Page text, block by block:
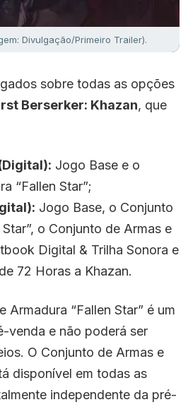
Divulgação/Primeiro Trailer).
sobre todas as opções
Berserker: Khazan, que
Jogo Base e o
“Fallen Star”;
Jogo Base, o Conjunto
o Conjunto de Armas e
Digital & Trilha Sonora e
72 Horas a Khazan.
Armadura “Fallen Star” é um
venda e não poderá ser
O Conjunto de Armas e
disponível em todas as
independente da pré-